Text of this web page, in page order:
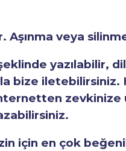
veya
yazılabilir,
bize
için en çok